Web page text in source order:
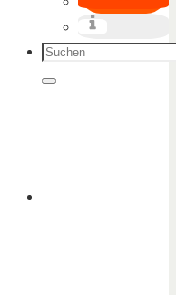
Suchen
nach:
Suchen